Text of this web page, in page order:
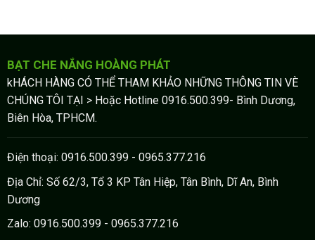
BẠT CHE NẮNG HOÀNG PHÁT
kHÁCH HÀNG CÓ THỂ THAM KHẢO NHỮNG THÔNG TIN VÈ
CHÚNG TÔI TẠI > Hoặc Hotline 0916.500.399- Bình Dương,
Biên Hòa, TPHCM.
Điện thoại: 0916.500.399 - 0965.377.216
Địa Chỉ: Số 62/3, Tổ 3 KP Tân Hiệp, Tân Bình, Dĩ An, Bình
Dương
Zalo: 0916.500.399 - 0965.377.216